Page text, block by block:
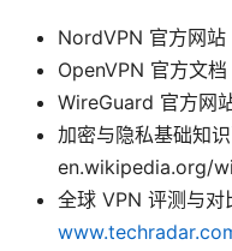
NordVPN 官方网
OpenVPN 官方文
WireGuard 官方网
加密与隐私基础知
en.wikipedia.org/
全球 VPN 评测与对